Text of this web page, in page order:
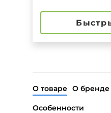
О товаре О бренде
Особенности